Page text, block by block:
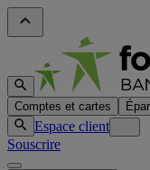
Comptes et cartes
Espace client
Souscrire